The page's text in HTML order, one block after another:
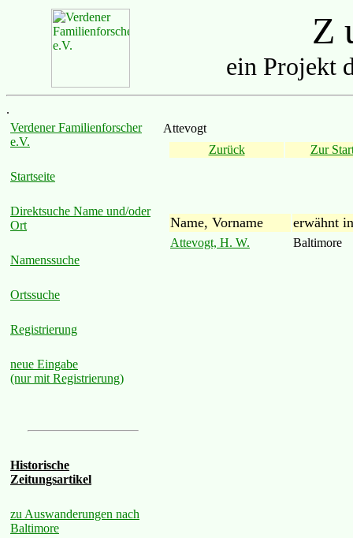
Z
ein Projekt
.
Verdener Familienforscher
e.V.
Startseite
Direktsuche Name und/oder
Ort
Namenssuche
Ortssuche
Registrierung
neue Eingabe
(nur mit Registrierung)
Historische
Zeitungsartikel
zu Auswanderungen nach
Baltimore
Attevogt
Zurück
Zur
Name, Vorname erwähnt in
Attevogt, H. W. Baltimore